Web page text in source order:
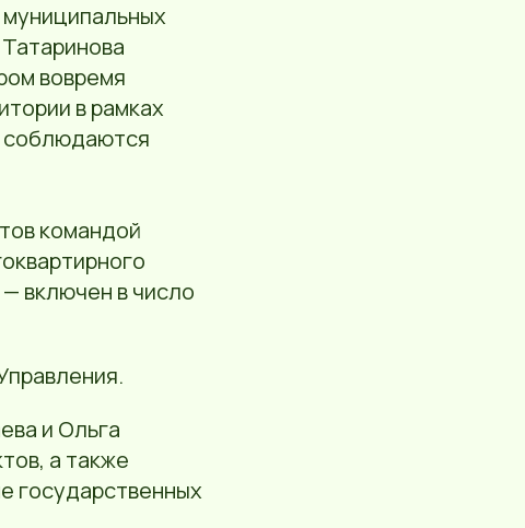
вовремя
в рамках
соблюдаются
командой
включен в число
и Ольга
а также
государственных